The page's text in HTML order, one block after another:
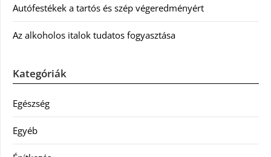
Autófestékek a tartós és szép végeredményért
Az alkoholos italok tudatos fogyasztása
Kategóriák
Egészség
Egyéb